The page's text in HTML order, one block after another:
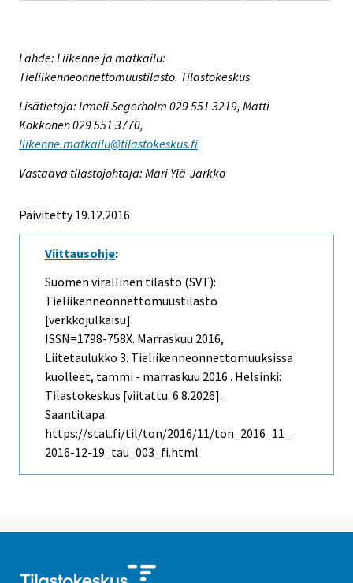
Lähde: Liikenne ja matkailu:
Tieliikenneonnettomuustilasto. Tilastokeskus
Lisätietoja: Irmeli Segerholm 029 551 3219, Matti
Kokkonen 029 551 3770,
liikenne.matkailu@tilastokeskus.fi
Vastaava tilastojohtaja: Mari Ylä-Jarkko
Päivitetty 19.12.2016
Viittausohje:
Suomen virallinen tilasto (SVT):
Tieliikenneonnettomuustilasto
[verkkojulkaisu].
ISSN=1798-758X. Marraskuu 2016,
Liitetaulukko 3. Tieliikenneonnettomuuksissa
kuolleet, tammi - marraskuu 2016 . Helsinki:
Tilastokeskus [viitattu: 6.8.2026].
Saantitapa:
https://stat.fi/til/ton/2016/11/ton_2016_11_
2016-12-19_tau_003_fi.html